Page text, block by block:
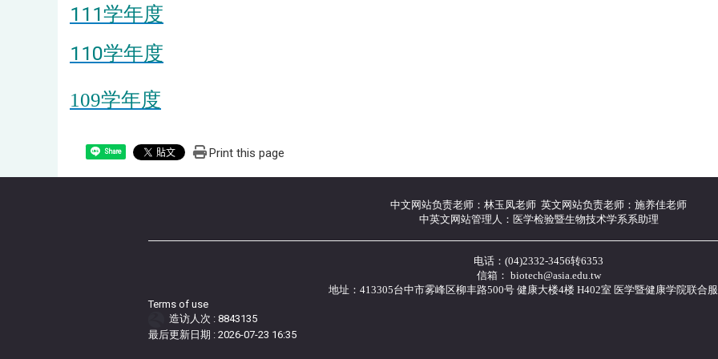
111学年度
110学年度
109学年度
Share Print this page
中文网站负责老师：林玉凤老师 英文网站负责老师：施养佳老师
中英文网站管理人：医学检验暨生物技术学系系助理
电话：(04)2332-3456转6353
信箱： biotech@asia.edu.tw
地址：413305台中市雾峰区柳丰路500号 健康大楼4楼 H402室 医学暨健康学院联合
Terms of use
造访人次 : 8843135
最后更新日期 : 2026-07-23 16:35